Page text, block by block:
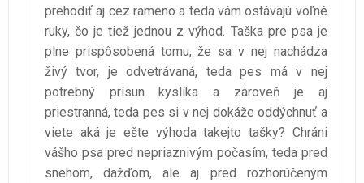
prehodiť aj cez rameno a teda vám ostávajú voľné
ruky, čo je tiež jednou z výhod. Taška pre psa je
plne prispôsobená tomu, že sa v nej nachádza
živý tvor, je odvetrávaná, teda pes má v nej
potrebný prísun kyslíka a zároveň je aj
priestranná, teda pes si v nej dokáže oddýchnuť a
viete aká je ešte výhoda takejto tašky? Chráni
vášho psa pred nepriaznivým počasím, teda pred
snehom, dažďom, ale aj pred rozhorúčeným